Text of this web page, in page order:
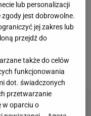
świata w Rosji
Madrytjest
do transakcji nie
oferty, która
lub personalizacji
jest dobrowolne.
jej zakres lub
przejdź do
także do celów
funkcjonowania
dot. świadczonych
przetwarzanie
w oparciu o